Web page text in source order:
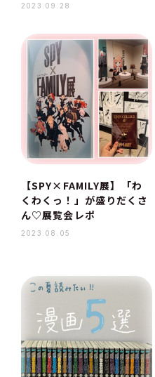
2023.09.28
【SPY×FAMILY展】「わ
くわくっ！」が盛りだくさ
ん♡展覧会レポ
2023.08.05